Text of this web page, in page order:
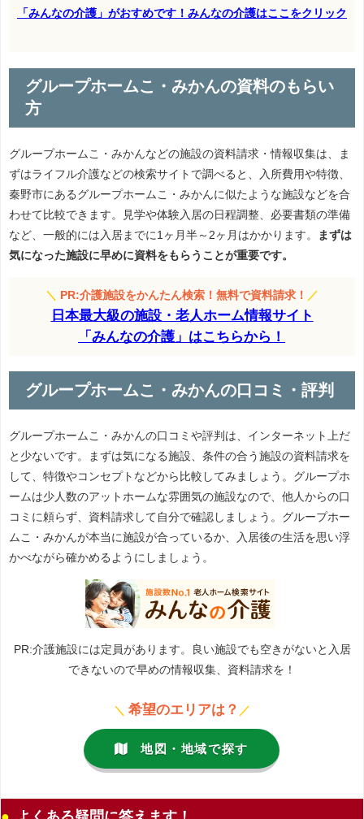
「みんなの介護」がおすめです！みんなの介護はここをクリック
グループホームこ・みかんの資料のもらい
方
グループホームこ・みかんなどの施設の資料請求・情報収集は、ま
ずはライフル介護などの検索サイトで調べると、入所費用や特徴、
秦野市にあるグループホームこ・みかんに似たような施設などを合
わせて比較できます。見学や体験入居の日程調整、必要書類の準備
など、一般的には入居までに1ヶ月半～2ヶ月はかかります。
まずは
気になった施設に早めに資料をもらうことが重要です。
＼ PR:介護施設をかんたん検索！無料で資料請求！ ／
日本最大級の施設・老人ホーム情報サイト
「みんなの介護」はこちらから！
グループホームこ・みかんの口コミ・評判
グループホームこ・みかんの口コミや評判は、インターネット上だ
と少ないです。まずは気になる施設、条件の合う施設の資料請求を
して、特徴やコンセプトなどから比較してみましょう。グループホ
ームは少人数のアットホームな雰囲気の施設なので、他人からの口
コミに頼らず、資料請求して自分で確認しましょう。グループホー
ムこ・みかんが本当に施設が合っているか、入居後の生活を思い浮
かべながら確かめるようにしましょう。
PR:介護施設には定員があります。良い施設でも空きがないと入居
できないので早めの情報収集、資料請求を！
＼ 希望のエリアは？ ／
地図・地域で探す